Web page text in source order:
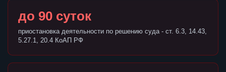
до 90 суток
приостановка деятельности по решению суда - ст. 6.3, 14.43,
5.27.1, 20.4 КоАП РФ